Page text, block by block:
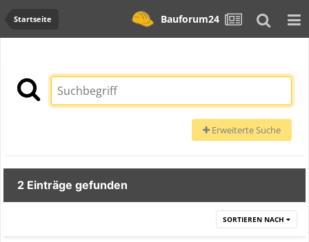
Startseite Bauforum24
Erweiterte Suche
2 Einträge gefunden
SORTIEREN NACH